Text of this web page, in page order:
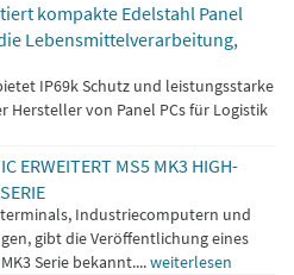
kompakte Edelstahl Panel
Lebensmittelverarbeitung,
IP69k Schutz und leistungsstarke
von Panel PCs für Logistik
ERWEITERT MS5 MK3 HIGH-
Industriecomputern und
gibt die Veröffentlichung eines
Serie bekannt....weiterlesen